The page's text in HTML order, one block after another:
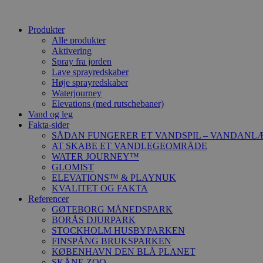
Produkter
Alle produkter
Aktivering
Spray fra jorden
Lave sprayredskaber
Høje sprayredskaber
Waterjourney
Elevations (med rutschebaner)
Vand og leg
Fakta-sider
SÅDAN FUNGERER ET VANDSPIL –
AT SKABE ET VANDLEGEOMRÅDE
WATER JOURNEY™
GLOMIST
ELEVATIONS™ & PLAYNUK
KVALITET OG FAKTA
Referencer
GØTEBORG MÅNEDSPARK
BORÅS DJURPARK
STOCKHOLM HUSBYPARKEN
FINSPÅNG BRUKSPARKEN
KØBENHAVN DEN BLÅ PLANET